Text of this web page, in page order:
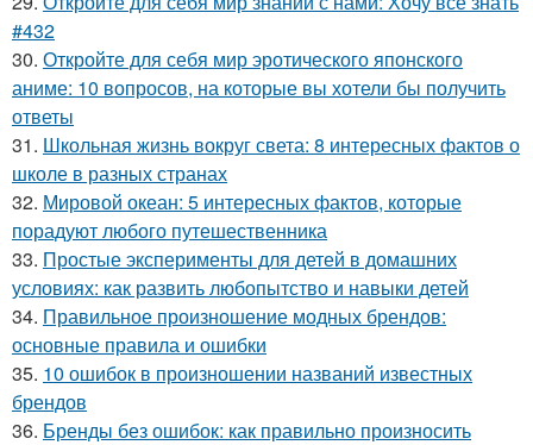
#432
30. Откройте для себя мир эротического японского
аниме: 10 вопросов, на которые вы хотели бы получить
ответы
31. Школьная жизнь вокруг света: 8 интересных фактов о
школе в разных странах
32. Мировой океан: 5 интересных фактов, которые
порадуют любого путешественника
33. Простые эксперименты для детей в домашних
условиях: как развить любопытство и навыки детей
34. Правильное произношение модных брендов:
основные правила и ошибки
35. 10 ошибок в произношении названий известных
брендов
36. Бренды без ошибок: как правильно произносить